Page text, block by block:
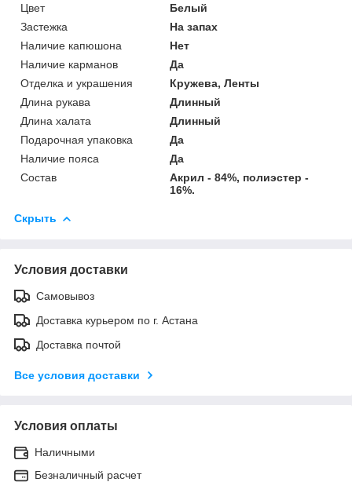
Цвет
Белый
Застежка
На запах
Наличие капюшона
Нет
Наличие карманов
Да
Отделка и украшения
Кружева, Ленты
Длина рукава
Длинный
Длина халата
Длинный
Подарочная упаковка
Да
Наличие пояса
Да
Состав
Акрил - 84%, полиэстер -
16%.
Скрыть
Условия доставки
Самовывоз
Доставка курьером по г. Астана
Доставка почтой
Все условия доставки
Условия оплаты
Наличными
Безналичный расчет